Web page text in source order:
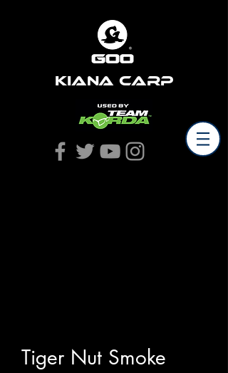
Kiana Carp
Tiger Nut Smoke